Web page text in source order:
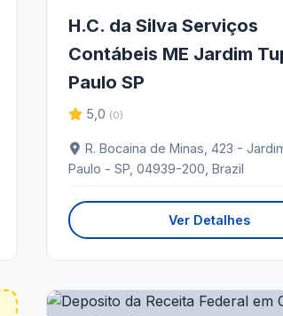
H.C. da Silva Serviços
Contábeis ME Jardim
Paulo SP
5,0 (0)
R. Bocaina de Minas, 423 -
Paulo - SP, 04939-200, Brazil
Ver Detalhes